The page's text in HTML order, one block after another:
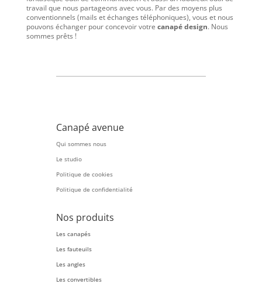
travail que nous partageons avec vous. Par des moyens plus
conventionnels (mails et échanges téléphoniques), vous et nous
pouvons échanger pour concevoir votre canapé design. Nous
sommes prêts !
Canapé avenue
Qui sommes nous
Le studio
Politique de cookies
Politique de confidentialité
Nos produits
Les canapés
Les fauteuils
Les angles
Les convertibles